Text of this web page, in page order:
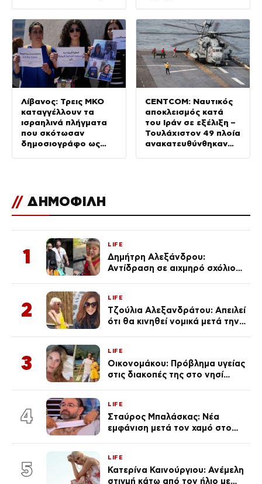
Λίβανος: Τρεις ΜΚΟ
καταγγέλλουν τα
ισραηλινά πλήγματα
που σκότωσαν
δημοσιογράφο ως
CENTCOM: Ναυτικός
αποκλεισμός κατά
του Ιράν σε εξέλιξη –
Τουλάχιστον 49 πλοία
ανακατευθύνθηκαν
// ΔΗΜΟΦΙΛΗ
1
LIFE
Δημήτρη Αλεξάνδρου:
Αντίδραση σε αιχμηρό σχόλιο
2
LIFE
Τζούλια Αλεξανδράτου: Απειλεί
ότι θα κινηθεί νομικά μετά την
3
LIFE
Οικονομάκου: Πρόβλημα υγείας
στις διακοπές της στο νησί
4
LIFE
Σταύρος Μπαλάσκας: Νέα
εμφάνιση μετά τον χαμό στο
5
LIFE
Κατερίνα Καινούργιου: Ανέμελη
στιγμή κάτω από τον ήλιο με